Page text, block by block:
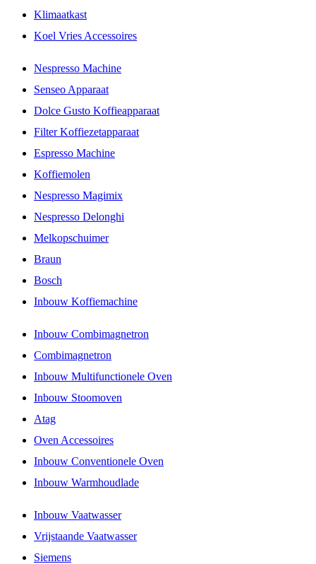
Klimaatkast
Koel Vries Accessoires
Nespresso Machine
Senseo Apparaat
Dolce Gusto Koffieapparaat
Filter Koffiezetapparaat
Espresso Machine
Koffiemolen
Nespresso Magimix
Nespresso Delonghi
Melkopschuimer
Braun
Bosch
Inbouw Koffiemachine
Inbouw Combimagnetron
Combimagnetron
Inbouw Multifunctionele Oven
Inbouw Stoomoven
Atag
Oven Accessoires
Inbouw Conventionele Oven
Inbouw Warmhoudlade
Inbouw Vaatwasser
Vrijstaande Vaatwasser
Siemens